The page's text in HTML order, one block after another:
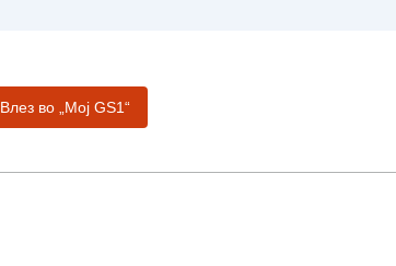
Влез во „Moj GS1“